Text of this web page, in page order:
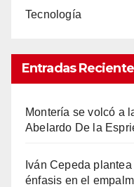
Tecnología
Entradas
Montería se volcó a
Abelardo De la
Iván Cepeda
énfasis en el